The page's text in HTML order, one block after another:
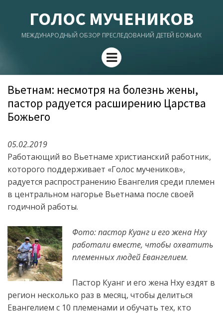
ГОЛОС МУЧЕНИКОВ
МЕЖДУНАРОДНЫЙ ОБЗОР ПРЕСЛЕДОВАНИЙ ДЕТЕЙ БОЖЬИХ
Menu
Вьетнам: несмотря на болезнь жены,
пастор радуется расширению Царства
Божьего
05.02.2019
Работающий во Вьетнаме христианский работник,
которого поддерживает «Голос мучеников»,
радуется распространению Евангелия среди племен
в центральном нагорье Вьетнама после своей
годичной работы.
Фото: пастор Куанг и его жена Нху
работали вместе, чтобы охватить
племенных людей Евангелием.
Пастор Куанг и его жена Нху ездят в
регион несколько раз в месяц, чтобы делиться
Евангелием с 10 племенами и обучать тех, кто